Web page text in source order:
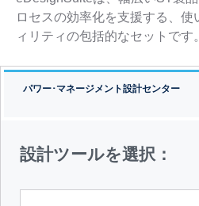
ロセスの効率化を支援する、
ィリティの包括的なセットです。
パワー･マネージメント設計センター
設計ツールを選択：